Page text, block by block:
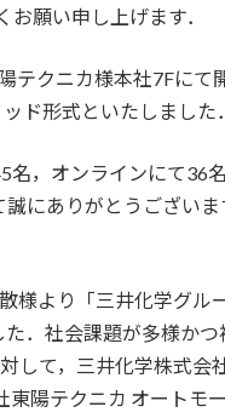
願い申し上げます．
テクニカ様本社7Fにて
ド形式といたしました．
，オンラインにて36
にありがとうござい
様より「三井化学グル
．社会課題が多様か
して，三井化学株式会
陽テクニカ オートモ